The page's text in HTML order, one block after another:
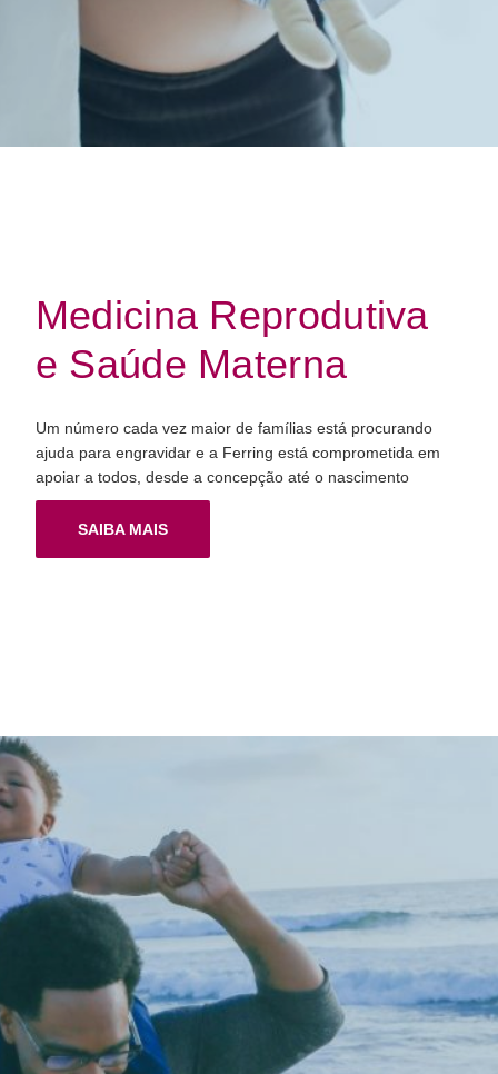
Medicina Reprodutiva
e Saúde Materna
Um número cada vez maior de famílias está procurando
ajuda para engravidar e a Ferring está comprometida em
apoiar a todos, desde a concepção até o nascimento
SAIBA MAIS